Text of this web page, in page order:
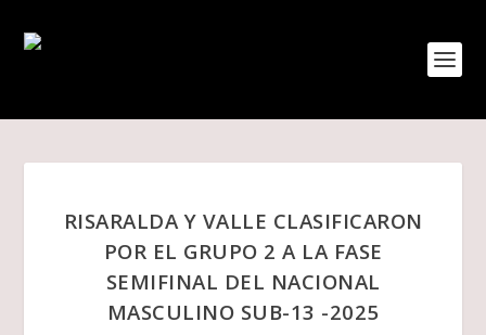
RISARALDA Y VALLE CLASIFICARON
POR EL GRUPO 2 A LA FASE
SEMIFINAL DEL NACIONAL
MASCULINO SUB-13 -2025